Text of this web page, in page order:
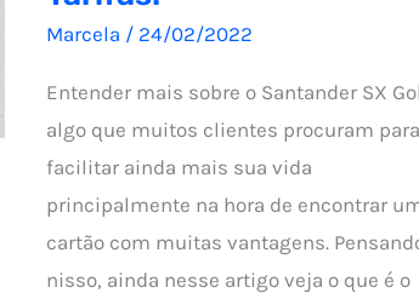
Marcela / 24/02/2022
Entender mais sobre o Santander SX
algo que muitos clientes procuram para
facilitar ainda mais sua vida
principalmente na hora de encontrar
cartão com muitas vantagens.
nisso, ainda nesse artigo veja o que é o